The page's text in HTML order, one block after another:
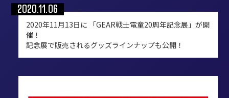
2020.11.06
2020年11月13日に 「GEAR戦士電童20周年記念展」が開
催！
記念展で販売されるグッズラインナップも公開！